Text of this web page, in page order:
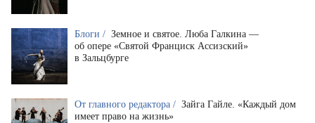
Блоги / Земное и святое. Люба Галкина —
об опере «Святой Франциск Ассизский»
в Зальцбурге
От главного редактора / Зайга Гайле. «Каждый дом
имеет право на жизнь»